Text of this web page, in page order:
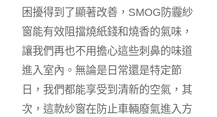
困擾得到了顯著改善，SMOG防霾紗
窗能有效阻擋燒紙錢和燒香的氣味，
讓我們再也不用擔心這些刺鼻的味道
進入室內。無論是日常還是特定節
日，我們都能享受到清新的空氣，其
次，這款紗窗在防止車輛廢氣進入方